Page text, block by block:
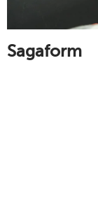
Sagaform